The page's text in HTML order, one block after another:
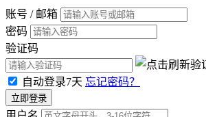
账号 / 邮箱
密码
验证码
自动登录7天 忘记密码？
立即登录